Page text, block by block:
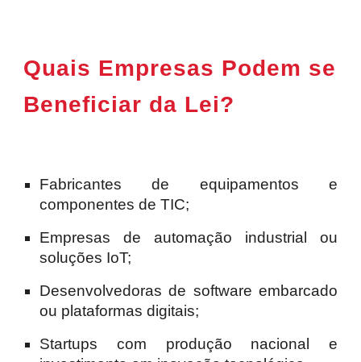
Quais Empresas Podem se
Beneficiar da Lei?
Fabricantes de equipamentos e
componentes de TIC;
Empresas de automação industrial ou
soluções IoT;
Desenvolvedoras de software embarcado
ou plataformas digitais;
Startups com produção nacional e